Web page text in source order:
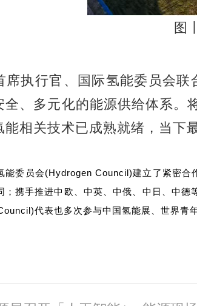
图
执行官、 国际氢能委员会联
全、多元化的能源供给体系。
相关技术已成熟就绪，当下
能委员会(Hydrogen Council)建立了紧密
；携手推进中欧、中英、中俄、中日、中
代表也多次参与中国氢能展、世界青